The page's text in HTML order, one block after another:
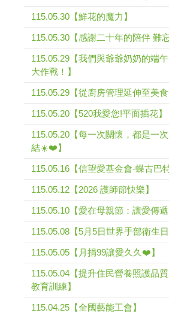
115.05.30【鮮花的魔力】
115.05.30【感謝二十年的陪伴 難
115.05.29【我們與爺爺奶奶的端
大作戰！】
115.05.29【從廚房管理延伸至美食
115.05.20【520我愛您!平面插花】
115.05.20【每一次關懷，都是一
結☀️❤️】
115.05.16【信望愛基金會-蝶古巴
115.05.12【2026 護師節快樂】
115.05.10【愛在母親節：讓愛傳遞
115.05.08【5月5日世界手部衛生日
115.05.05【月捐99讓愛久久❤️】
115.05.04【提升住民營養照護品
教育訓練】
115.04.25【全國藝能工會】